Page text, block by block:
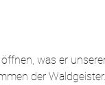
was er
der